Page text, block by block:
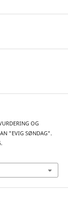
OG
"EVIG SØNDAG".